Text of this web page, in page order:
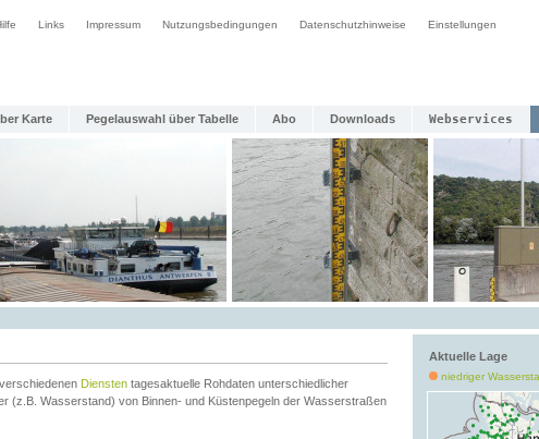
Links Impressum Nutzungsbedingungen Datenschutzhinweise Einstellungen
Karte Pegelauswahl über Tabelle Abo Downloads Webservices
Aktuelle Lage
niedriger
Diensten tagesaktuelle Rohdaten unterschiedlicher
(z.B. Wasserstand) von Binnen- und Küstenpegeln der Wasserstraßen